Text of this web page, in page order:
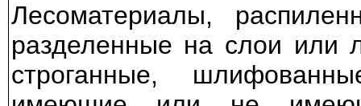
Лесоматериалы,
разделенные на слои или
строганные,